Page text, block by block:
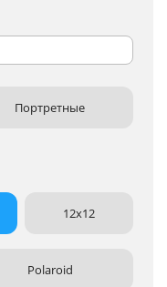
Портретные
12x12
Polaroid